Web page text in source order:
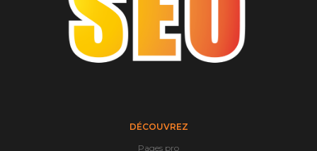
DÉCOUVREZ
Pages pro